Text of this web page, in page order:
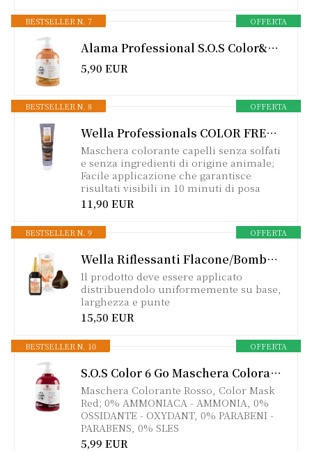
OFFERTA
BESTSELLER N. 7
Alama Professional S.O.S Color&Go Maschera Colore Dorato, 300 ml
5,90 EUR
OFFERTA
BESTSELLER N. 8
Wella Professionals COLOR FRESH MASK Golden Gloss | Maschera Colorata Capelli, Tintura Semipermanente | Trattamento Rinfrescante Colore Temporaneo | Per Tutti i Tipi di Capelli, 150ml
Maschera colorante capelli senza solfati
e senza ingredienti di origine animale;
Facile applicazione che garantisce
risultati visibili in 10 minuti di posa
11,90 EUR
OFFERTA
BESTSELLER N. 9
Wella Riflessanti Flacone/Bombola, 5/07 - 75 ml
Il prodotto deve essere applicato
distribuendolo uniformemente su base,
larghezza e punte
15,50 EUR
OFFERTA
BESTSELLER N. 10
S.O.S Color 6 Go Maschera Colorante Riflesssante e Ravvivante, Rosso, 300 Millilitri
Maschera Colorante Rosso, Color Mask
Red; 0% AMMONIACA - AMMONIA, 0%
OSSIDANTE - OXYDANT, 0% PARABENI -
PARABENS, 0% SLES
5,99 EUR